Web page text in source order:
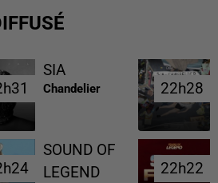
SIA
Chandelier 22h28
22h28
SOUND OF
LEGEND
22h22
22h22